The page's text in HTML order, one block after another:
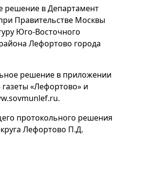
решение в Департамент
Правительстве Москвы
Юго-Восточного
Лефортово города
решение в приложении
«Лефортово» и
протокольного решения
Лефортово П.Д.